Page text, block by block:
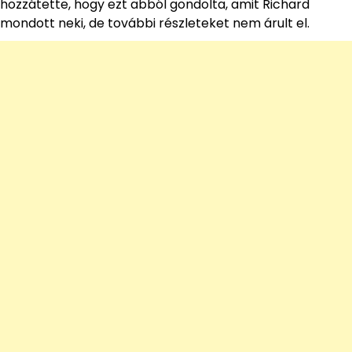
hozzátette, hogy ezt abból gondolta, amit Richard
mondott neki, de további részleteket nem árult el.